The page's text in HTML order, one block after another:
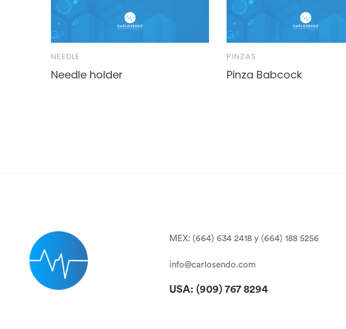
NEEDLE
Needle holder
PINZAS
Pinza Babcock
MEX: (664) 634 2418 y (664) 188 5256
info@carlosendo.com
USA: (909)767 8294